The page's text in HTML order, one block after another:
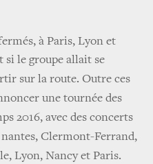
à Paris, Lyon et
si le groupe allait se
sur la route. Outre ces
une tournée des
2016, avec des concerts
nantes, Clermont-Ferrand,
Lyon, Nancy et Paris.